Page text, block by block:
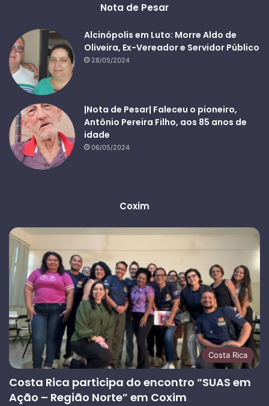
Nota de Pesar
Alcinópolis em Luto: Morre Aldo de
Oliveira, Ex-Vereador e Servidor Público
28/05/2024
|Nota de Pesar| Faleceu o pioneiro,
Antônio Pereira Filho, aos 85 anos de
idade
06/05/2024
Coxim
Costa Rica
Costa Rica participa do encontro “SUAS em
Ação – Região Norte” em Coxim